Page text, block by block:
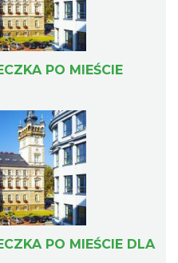
PO MIEŚCIE
PO MIEŚCIE DLA